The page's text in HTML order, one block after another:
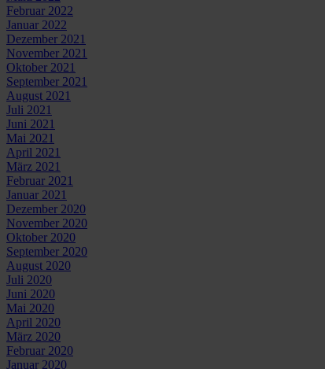
Februar 2022
Januar 2022
Dezember 2021
November 2021
Oktober 2021
September 2021
August 2021
Juli 2021
Juni 2021
Mai 2021
April 2021
März 2021
Februar 2021
Januar 2021
Dezember 2020
November 2020
Oktober 2020
September 2020
August 2020
Juli 2020
Juni 2020
Mai 2020
April 2020
März 2020
Februar 2020
Januar 2020